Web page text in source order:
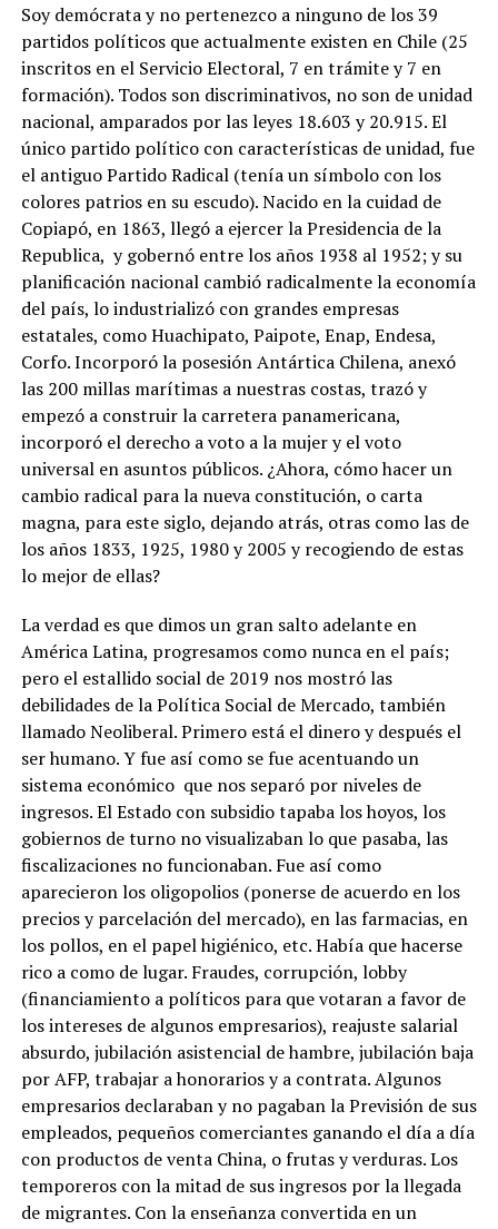
Soy demócrata y no pertenezco a ninguno de los 39
partidos políticos que actualmente existen en Chile (25
inscritos en el Servicio Electoral, 7 en trámite y 7 en
formación). Todos son discriminativos, no son de unidad
nacional, amparados por las leyes 18.603 y 20.915. El
único partido político con características de unidad, fue
el antiguo Partido Radical (tenía un símbolo con los
colores patrios en su escudo). Nacido en la cuidad de
Copiapó, en 1863, llegó a ejercer la Presidencia de la
Republica, y gobernó entre los años 1938 al 1952; y su
planificación nacional cambió radicalmente la economía
del país, lo industrializó con grandes empresas
estatales, como Huachipato, Paipote, Enap, Endesa,
Corfo. Incorporó la posesión Antártica Chilena, anexó
las 200 millas marítimas a nuestras costas, trazó y
empezó a construir la carretera panamericana,
incorporó el derecho a voto a la mujer y el voto
universal en asuntos públicos. ¿Ahora, cómo hacer un
cambio radical para la nueva constitución, o carta
magna, para este siglo, dejando atrás, otras como las de
los años 1833, 1925, 1980 y 2005 y recogiendo de estas
lo mejor de ellas?
La verdad es que dimos un gran salto adelante en
América Latina, progresamos como nunca en el país;
pero el estallido social de 2019 nos mostró las
debilidades de la Política Social de Mercado, también
llamado Neoliberal. Primero está el dinero y después el
ser humano. Y fue así como se fue acentuando un
sistema económico que nos separó por niveles de
ingresos. El Estado con subsidio tapaba los hoyos, los
gobiernos de turno no visualizaban lo que pasaba, las
fiscalizaciones no funcionaban. Fue así como
aparecieron los oligopolios (ponerse de acuerdo en los
precios y parcelación del mercado), en las farmacias, en
los pollos, en el papel higiénico, etc. Había que hacerse
rico a como de lugar. Fraudes, corrupción, lobby
(financiamiento a políticos para que votaran a favor de
los intereses de algunos empresarios), reajuste salarial
absurdo, jubilación asistencial de hambre, jubilación baja
por AFP, trabajar a honorarios y a contrata. Algunos
empresarios declaraban y no pagaban la Previsión de sus
empleados, pequeños comerciantes ganando el día a día
con productos de venta China, o frutas y verduras. Los
temporeros con la mitad de sus ingresos por la llegada
de migrantes. Con la enseñanza convertida en un